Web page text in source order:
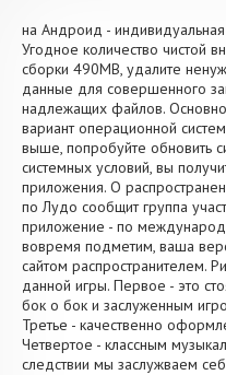
на Андроид -
Угодное количество чистой
сборки 490MB, удалите
данные для совершенного
надлежащих файлов.
вариант операционной
выше, попробуйте обновить
системных условий, вы
приложения. О
по Лудо сообщит группа
приложение - по
вовремя подметим, ваша
сайтом распространителем.
данной игры. Первое - это
бок о бок и заслуженным
Третье - качественно
Четвертое - классным
следствии мы заслужваем